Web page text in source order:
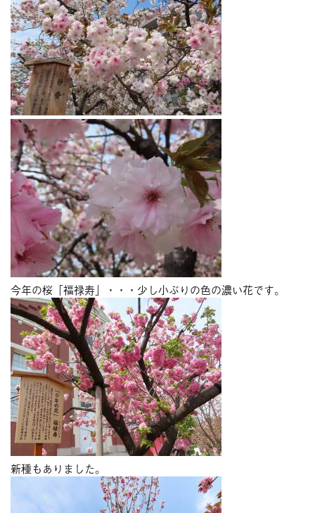
今年の桜「福禄寿」・・・少し小ぶりの色の濃い花です。
新種もありました。